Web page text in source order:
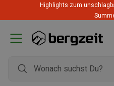
Highlights zum